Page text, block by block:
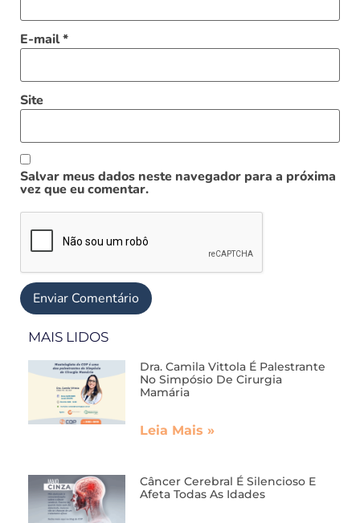
E-mail*
Site
Salvar meus dados neste navegador para a próxima
vez que eu comentar.
MAIS LIDOS
Dra. Camila Vittola É Palestrante
No Simpósio De Cirurgia
Mamária
Leia Mais »
Câncer Cerebral É Silencioso E
Afeta Todas As Idades